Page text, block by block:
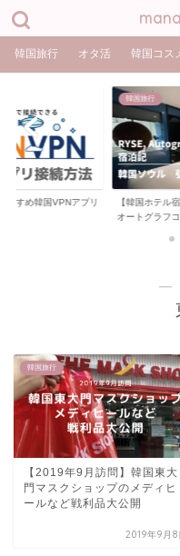
韓国旅行 オタ活 韓国コス
すすめ韓国VPNアプリ
韓国旅行
【韓国ホテル
オートグラフコ
―
韓国旅行
【2019年9月訪問】韓国東大
門マスクショップのメディヒ
ールなど戦利品大公開
2019年9月8